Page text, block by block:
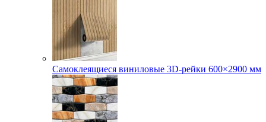
Самоклеящиеся виниловые 3D‑рейки 600×2900 мм